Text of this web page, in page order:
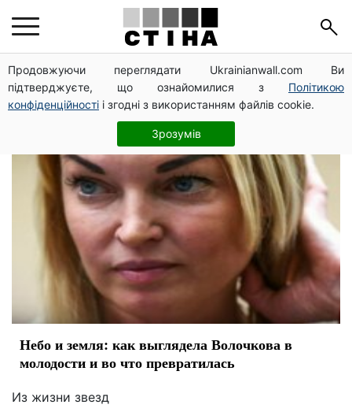
Продовжуючи переглядати Ukrainianwall.com Ви
підтверджуєте, що ознайомилися з Політикою
конфіденційності і згодні з використанням файлів cookie.
Зрозумів
молодость
Небо и земля: как выглядела Волочкова в
молодости и во что превратилась
Из жизни звезд